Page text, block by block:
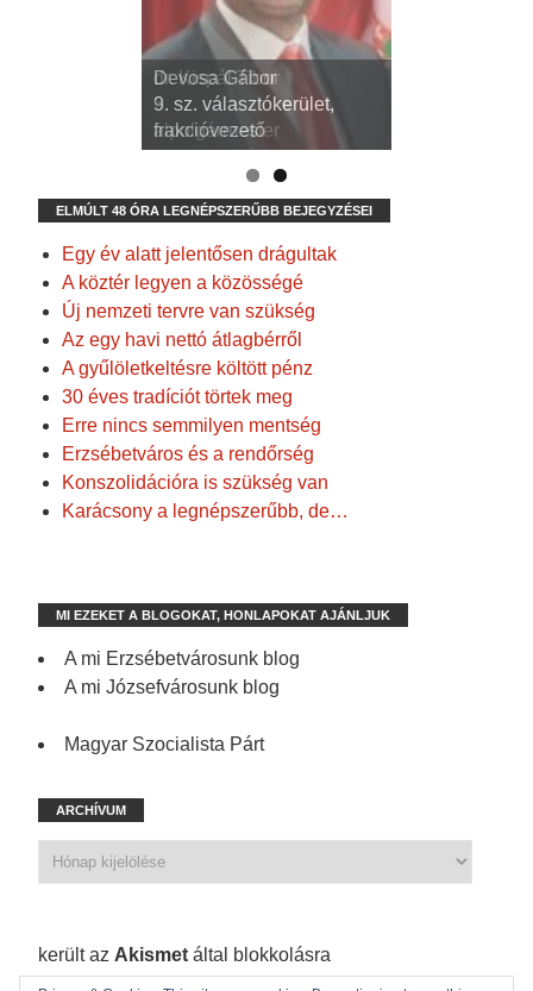
dr. Kispál Tibor
3. sz. választókerület,
alpolgármester
Devosa Gábor
9. sz. választókerület,
frakcióvezető
ELMÚLT 48 ÓRA LEGNÉPSZERŰBB BEJEGYZÉSEI
Egy év alatt jelentősen drágultak
A köztér legyen a közösségé
Új nemzeti tervre van szükség
Az egy havi nettó átlagbérről
A gyűlöletkeltésre költött pénz
30 éves tradíciót törtek meg
Erre nincs semmilyen mentség
Erzsébetváros és a rendőrség
Konszolidációra is szükség van
Karácsony a legnépszerűbb, de…
MI EZEKET A BLOGOKAT, HONLAPOKAT AJÁNLJUK
A mi Erzsébetvárosunk blog
A mi Józsefvárosunk blog
Magyar Szocialista Párt
ARCHÍVUM
került az Akismet által blokkolásra